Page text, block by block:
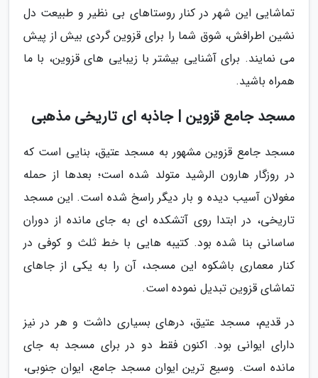
تماشایی این شهر در کنار روستاهای بی نظیر و طبیعت دل
نشین اطرافش، شوق شما را برای قزوین گردی بیش از پیش
می نمایند. برای آشنایی بیشتر با زیبایی های قزوین، با ما
همراه باشید.
مسجد جامع قزوین | جاذبه ای تاریخی مذهبی
مسجد جامع قزوین مشهور به مسجد عتیق، بنایی است که
در روزگار هارون الرشید متولد شده است؛ بعدها از حمله
مغولان آسیب دیده و بار دیگر راسخ شده است. این مسجد
تاریخی، در ابتدا روی آتشکده ای به جای مانده از دوران
ساسانی بنا شده بود. کتیبه هایی با خط ثلث و کوفی در
کنار معماری باشکوه این مسجد، آن را به یکی از جاهای
تماشای قزوین تبدیل نموده است.
در قدیم، مسجد عتیق، درهای بسیاری داشت و هر در نیز
دارای ایوانی بود. اکنون فقط دو در برای مسجد به جای
مانده است. وسیع ترین ایوان مسجد جامع، ایوان جنوبی،